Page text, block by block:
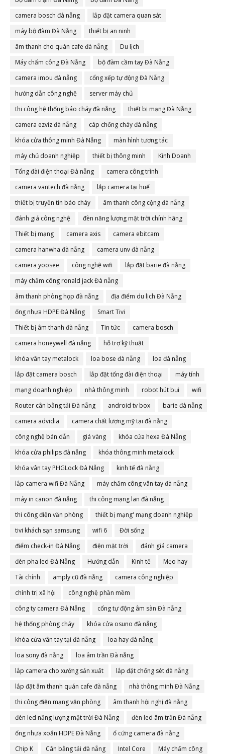
camera bosch đà nẵng
lắp đặt camera quan sát
máy bộ đàm Đà Nẵng
thiết bị an ninh
âm thanh cho quán cafe đà nẵng
Du lịch
Máy chấm công Đà Nẵng
bộ đàm cầm tay Đà Nẵng
camera imou đà nẵng
cổng xếp tự động Đà Nẵng
hướng dẫn công nghệ
server máy chủ
thi công hệ thống báo cháy đà nẵng
thiết bị mạng Đà Nẵng
camera ezviz đà nẵng
cáp chống cháy đà nẵng
khóa cửa thông minh Đà Nẵng
màn hình tương tác
máy chủ doanh nghiệp
thiết bị thông minh
Kinh Doanh
Tổng đài điện thoại Đà nẵng
camera công trình
camera vantech đà nẵng
lắp camera tại huế
thiết bị truyền tin báo cháy
âm thanh công cộng đà nẵng
đánh giá công nghệ
đèn năng lượng mặt trời chính hãng
Thiết bị mạng
camera axis
camera ebitcam
camera hanwha đà nẵng
camera unv đà nẵng
camera yoosee
công nghệ wifi
lắp đặt barie đà nẵng
máy chấm công ronald jack Đà nẵng
âm thanh phòng họp đà nẵng
địa điểm du lịch Đà Nẵng
ống nhựa HDPE Đà Nẵng
Smart Tivi
Thiết bị âm thanh đà nẵng
Tin tức
camera bosch
camera honeywell đà nẵng
hỗ trợ kỹ thuật
khóa vân tay metalock
loa bose đà nẵng
loa đà nẵng
lắp đặt camera bosch
lắp đặt tổng đài điện thoại
máy tính
mạng doanh nghiệp
nhà thông minh robot hút bụi
wifi
Router cân bằng tải Đà nẵng
android tv box
barie đà nẵng
camera advidia
camera chất lượng mỹ tại đà nẵng
công nghệ bán dẫn
giá vàng
khóa cửa hexa Đà Nẵng
khóa cửa philips đà nẵng
khóa thông minh metalock
khóa vân tay PHGLock Đà Nẵng
kinh tế đà nẵng
lắp camera wifi Đà Nẵng
máy chấm công vân tay đà nẵng
máy in canon đà nẵng
thi công mạng lan đà nẵng
thi công điện văn phòng
thiết bị mạng' mạng doanh nghiệp
tivi khách sạn samsung
wifi 6
Đời sống
điểm check-in Đà Nẵng
điện mặt trời
đánh giá camera
đèn pha led Đà Nẵng
Hướng dẫn Kinh tế
Mẹo hay
Tài chính
amply cũ đà nẵng
camera công nghiệp
chính trị xã hội
công nghệ phần mềm
công ty camera Đà Nẵng
cổng tự động âm sàn Đà nẵng
hệ thống phòng cháy
khóa cửa osuno đà nẵng
khóa cửa vân tay tại đà nẵng
loa hay đà nẵng
loa sony đà nẵng
loa âm trần Đà nẵng
lắp camera cho xưởng sản xuất
lắp đặt chống sét đà nẵng
lắp đặt âm thanh quán cafe đà nẵng
nhà thông minh Đà Nẵng
thi công điện mạng văn phòng
âm thanh hội nghị đà nẵng
đèn led năng lượng mặt trời Đà Nẵng
đèn led âm trần Đà nẵng
ống nhựa xoắn HDPE Đà Nẵng
ổ cứng camera đà nẵng
Chip K
Cân bằng tải đà nẵng Intel Core
Máy chấm công